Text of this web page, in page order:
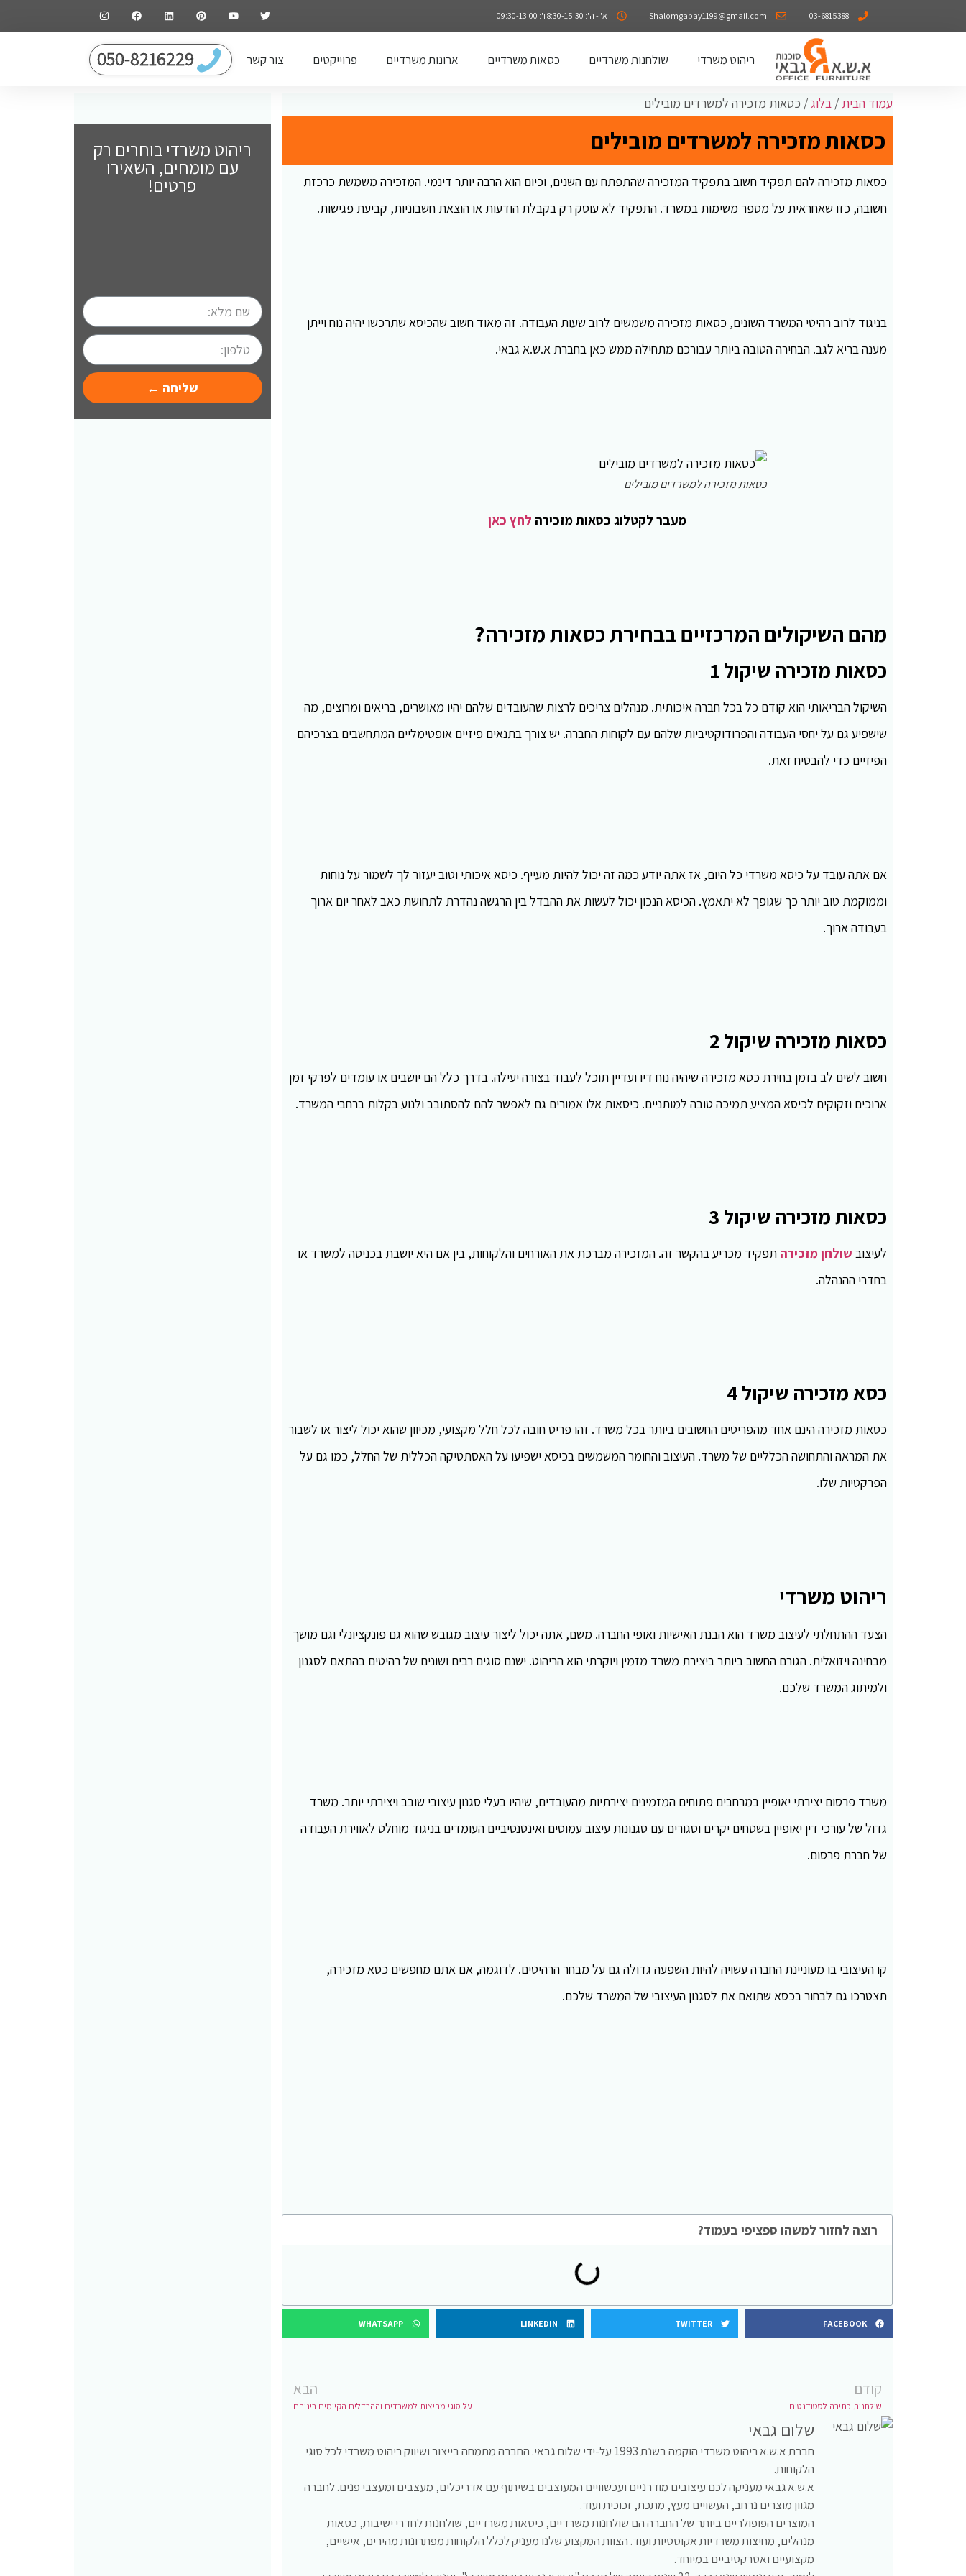
03-6815388
Shalomgabay1199@gmail.com א' - ה': 8:30-15:30 ו': 09:30-13:00
ריהוט משרדי שולחנות משרדיים כסאות משרדיים ארונות משרדיים פרוייקטים צור קשר 050-8216229
עמוד הבית / בלוג/ כסאות מזכירה למשרדים מובילים
כסאות מזכירה למשרדים מובילים
כסאות מזכירה להם תפקיד חשוב בתפקיד המזכירה שהתפתח עם השנים, וכיום הוא הרבה יותר דינמי. המזכירה משמשת כרכזת
חשובה, כזו שאחראית על מספר משימות במשרד. התפקיד לא עוסק רק בקבלת הודעות או הוצאת חשבוניות, קביעת פגישות.
בניגוד לרוב רהיטי המשרד השונים, כסאות מזכירה משמשים לרוב שעות העבודה. זה מאוד חשוב שהכיסא שתרכשו יהיה נוח וייתן
מענה בריא לגב. הבחירה הטובה ביותר עבורכם מתחילה ממש כאן בחברת א.ש.א גבאי.
כסאות מזכירה למשרדים מובילים
מעבר לקטלוג כסאות מזכירה לחץ כאן
מהם השיקולים המרכזיים בבחירת כסאות מזכירה?
כסאות מזכירה שיקול 1
השיקול הבריאותי הוא קודם כל בכל חברה איכותית. מנהלים צריכים לרצות שהעובדים שלהם יהיו מאושרים, בריאים ומרוצים, מה
שישפיע גם על יחסי העבודה והפרודוקטיביות שלהם עם לקוחות החברה. יש צורך בתנאים פיזיים אופטימליים המתחשבים בצרכיהם
הפיזיים כדי להבטיח זאת.
אם אתה עובד על כיסא משרדי כל היום, אז אתה יודע כמה זה יכול להיות מעייף. כיסא איכותי וטוב יעזור לך לשמור על נוחות
וממוקמת טוב יותר כך שגופך לא יתאמץ. הכיסא הנכון יכול לעשות את ההבדל בין הרגשה נהדרת לתחושת כאב לאחר יום ארוך
בעבודה ארוך.
כסאות מזכירה שיקול 2
חשוב לשים לב בזמן בחירת כסא מזכירה שיהיה נוח דיו ועדיין תוכל לעבוד בצורה יעילה. בדרך כלל הם יושבים או עומדים לפרקי זמן
ארוכים וזקוקים לכיסא המציע תמיכה טובה למותניים. כיסאות אלו אמורים גם לאפשר להם להסתובב ולנוע בקלות ברחבי המשרד.
כסאות מזכירה שיקול 3
לעיצוב שולחן מזכירה תפקיד מכריע בהקשר זה. המזכירה מברכת את האורחים והלקוחות, בין אם היא יושבת בכניסה למשרד או
בחדרי ההנהלה.
כסא מזכירה שיקול 4
כסאות מזכירה הינם אחד מהפריטים החשובים ביותר בכל משרד. זהו פריט חובה לכל חלל מקצועי, מכיוון שהוא יכול ליצור או לשבור
את המראה והתחושה הכלליים של משרד. העיצוב והחומר המשמשים בכיסא ישפיעו על האסתטיקה הכללית של החלל, כמו גם על
הפרקטיות שלו.
ריהוט משרדי
הצעד ההתחלתי לעיצוב משרד הוא הבנת האישיות ואופי החברה. משם, אתה יכול ליצור עיצוב מגובש שהוא גם פונקציונלי וגם מושך
מבחינה ויזואלית. הגורם החשוב ביותר ביצירת משרד מזמין ויוקרתי הוא הריהוט. ישנם סוגים רבים ושונים של רהיטים בהתאם לסגנון
ולמיתוג המשרד שלכם.
משרד פרסום יצירתי יאופיין במרחבים פתוחים המזמינים יצירתיות מהעובדים, שיהיו בעלי סגנון עיצובי שובב ויצירתי יותר. משרד
גדול של עורכי דין יאופיין בשטחים יקרים וסגורים עם סגנונות עיצוב עמוסים ואינטנסיביים העומדים בניגוד מוחלט לאווירת העבודה
של חברת פרסום.
קו העיצובי בו מעוניינת החברה עשויה להיות השפעה גדולה גם על מבחר הרהיטים. לדוגמה, אם אתם מחפשים כסא מזכירה,
תצטרכו גם לבחור בכסא שתואם את לסגנון העיצובי של המשרד שלכם.
רוצה לחזור למשהו ספציפי בעמוד?
FACEBOOK
TWITTER
LINKEDIN
WHATSAPP
קודם
שולחנות כתיבה לסטודנטים
הבא
על סוגי מחיצות למשרדים וההבדלים הקיימים ביניהם
שלום גבאי
חברת א.ש.א ריהוט משרדי הוקמה בשנת 1993 על-ידי שלום גבאי. החברה מתמחה בייצור ושיווק ריהוט משרדי לכל סוגי
הלקוחות.
א.ש.א גבאי מעניקה לכם עיצובים מודרניים ועכשוויים המעוצבים בשיתוף עם אדריכלים, מעצבים ומעצבי פנים. לחברה
מגוון מוצרים נרחב, העשויים מעץ, מתכת, זכוכית ועוד.
המוצרים הפופולריים ביותר של החברה הם שולחנות משרדיים, כיסאות משרדיים, שולחנות לחדרי ישיבות, כסאות
מנהלים, מחיצות משרדיות אקוסטיות ועוד. הצוות המקצוע שלנו מעניק לכלל הלקוחות מפתרונות מהירים, אישיים,
מקצועיים ואטרקטיביים במיוחד.
ריהוט משרדי בוחרים רק
עם מומחים, השאירו
פרטים!
שליחה ←